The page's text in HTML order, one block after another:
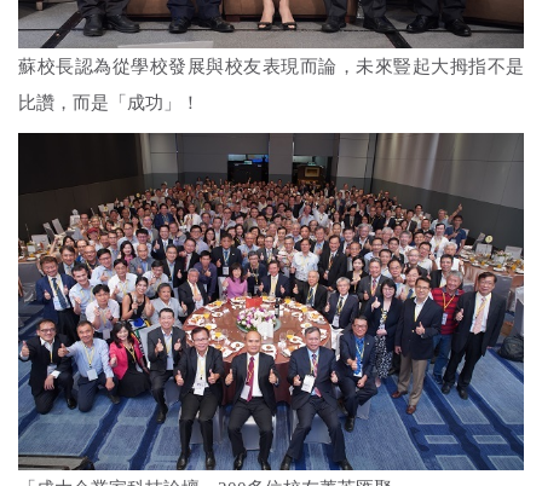
蘇校長認為從學校發展與校友表現而論，未來豎起大拇指不是
比讚，而是「成功」！